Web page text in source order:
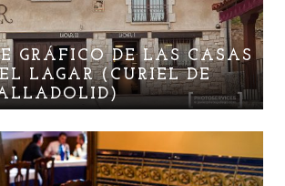
GRÁFICO DE LAS CASAS
LAGAR (CURIEL DE